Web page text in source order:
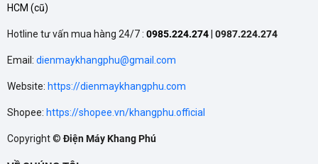
cách hiện đại với màu đen chủ đạo, tạo nên vẻ ngoài thanh
lịch và đẳng cấp. Khả nănglắp âmcủa bếp giúp bề mặt bếp
phẳng hoàn toàn với bàn đá, không chỉ tiết kiệm diện tích mà
Mặt bếp được làm từ gốm kính Schott Ceran
– vật liệu chuyên dụng cho bếp từ, nổi bật với khả năng chống
trầy xước, chịu nhiệt và chịu lực tốt. Bề mặt kính sáng bóng
HCM (cũ)
Hotline tư vấn mua hàng 24/7 : 0985.224.274 0987.224.274
Email: dienmaykhangphu@gmail.com
Website: https://dienmaykhangphu.com
Shopee: https://shopee.vn/khangphu.official
Copyright ©Điện Máy Khang Phú